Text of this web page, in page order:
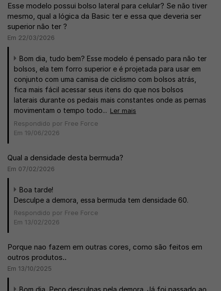
Esse modelo possui bolso lateral para celular? Se não tiver
mesmo, qual a lógica da Basic ter e essa que deveria ser
superior não ter ?
Em 22/03/2026
Bom dia, tudo bem? Esse modelo é pensado para não ter
bolsos, ela tem forro superior e é projetada para usar em
conjunto com uma camisa de ciclismo com bolsos atrás,
fica mais fácil acessar seus itens do que nos bolsos
laterais durante os pedais mais constantes onde as pernas
movimentam o tempo todo... Ler mais
Respondido por Free Force
Em 19/06/2026
Qual a densidade desta bermuda?
Em 07/02/2026
Boa tarde!
Desculpe a demora, essa bermuda tem densidade 60.
Respondido por Free Force
Em 13/02/2026
Porque nao fazem em outras cores, como são feitos em
outros produtos..
Em 13/10/2025
Bom dia, Peço desculpas pela demora. Já foi passado ao